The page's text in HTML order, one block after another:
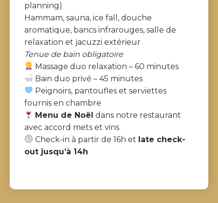
planning)
Hammam, sauna, ice fall, douche
aromatique, bancs infrarouges, salle de
relaxation et jacuzzi extérieur
Tenue de bain obligatoire
Massage duo relaxation – 60 minutes
Bain duo privé – 45 minutes
Peignoirs, pantoufles et serviettes
fournis en chambre
Menu de Noël dans notre restaurant
avec accord mets et vins
Check-in à partir de 16h et late check-
out jusqu’à 14h